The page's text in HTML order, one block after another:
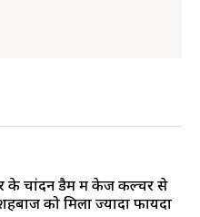
के चांदन डैम में केज कल्चर से
को मिला ज्यादा फायदा